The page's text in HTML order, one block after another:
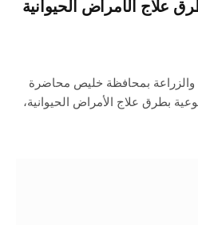
علاج الأمراض الحيوانية
والزراعة بمحافظة خليص محاضرة
بطرق علاج الأمراض الحيوانية،